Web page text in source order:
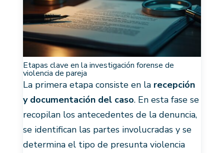
Etapas clave en la investigación forense de
violencia de pareja
La primera etapa consiste en la recepción
y documentación del caso. En esta fase se
recopilan los antecedentes de la denuncia,
se identifican las partes involucradas y se
determina el tipo de presunta violencia